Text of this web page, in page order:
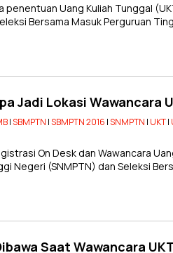
penentuan Uang Kuliah Tunggal
Bersama Masuk Perguruan
Jadi Lokasi Wawancara
|SBMPTN |SBMPTN 2016 |SNMPTN | UKT|
On Desk dan Wawancara
Negeri (SNMPTN) dan Seleksi
Saat Wawancara